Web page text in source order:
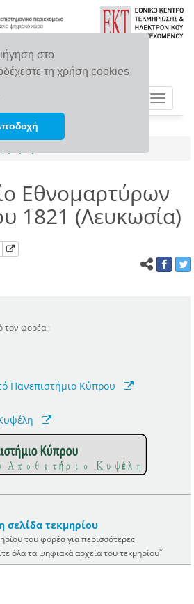
στο
τη χρήση cookies
Toggle
Εθνομαρτύρων
1821 (Λευκωσία)
τον φορέα :
Πανεπιστήμιο Κύπρου
σελίδα τεκμηρίου
του φορέα για περισσότερες
όλα τα ψηφιακά αρχεία του τεκμηρίου*